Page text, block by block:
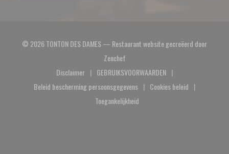
© 2026 TONTON DES DAMES — Restaurant website gecreëerd door
Zenchef((opent in een nieuw venster))
Disclaimer
((opent in een nieuw venster))
GEBRUIKSVOORWAARDEN
((opent in een nieuw venster))
Beleid bescherming persoonsgegevens
((opent in een nieuw venster))
Cookies beleid
((opent in een
Toegankelijkheid
((opent in een nieuw venster))